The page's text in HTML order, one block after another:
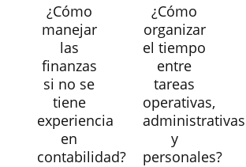
¿Cómo
manejar
las
finanzas
si no se
tiene
experiencia
en
contabilidad?
¿Cómo
organizar
el tiempo
entre
tareas
operativas,
administrativas
y
personales?